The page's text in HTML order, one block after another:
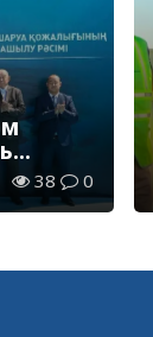
38 0